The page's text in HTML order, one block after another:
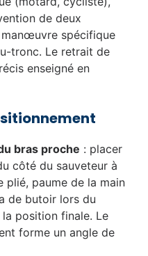
de deux
spécifique
tronc. Le retrait de
enseigné en
bras proche : placer
côté du sauveteur à
paume de la main
de butoir lors du
position finale. Le
forme un angle de